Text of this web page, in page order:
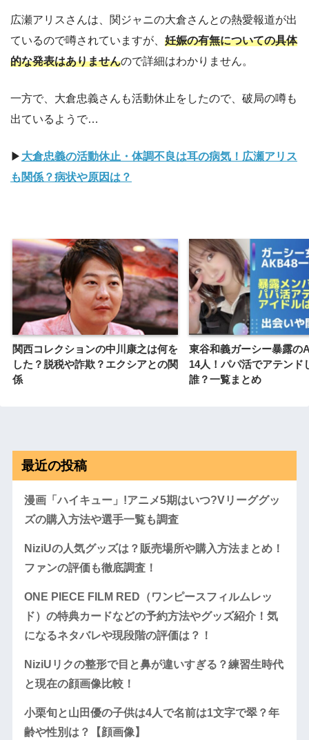
広瀬アリスさんは、関ジャニの大倉さんとの熱愛報道が出
ているので噂されていますが、 妊娠の有無についての具体
的な発表はありませんので詳細はわかりません。
一方で、大倉忠義さんも活動休止をしたので、破局の噂も
出ているようで…
▶︎ 大倉忠義の活動休止・体調不良は耳の病気！広瀬アリス
も関係？病状や原因は？
関西コレクションの中川康之は何を
した？脱税や詐欺？エクシアとの関
係
東谷和義ガーシー暴露の
14人！パパ活でアテンド
誰？一覧まとめ
最近の投稿
漫画「ハイキュー」!アニメ5期はいつ?Vリーググッ
ズの購入方法や選手一覧も調査
NiziUの人気グッズは？販売場所や購入方法まとめ！
ファンの評価も徹底調査！
ONE PIECE FILM RED（ワンピースフィルムレッ
ド）の特典カードなどの予約方法やグッズ紹介！気
になるネタバレや現段階の評価は？！
NiziUリクの整形で目と鼻が違いすぎる？練習生時代
と現在の顔画像比較！
小栗旬と山田優の子供は4人で名前は1文字で翠？年
齢や性別は？【顔画像】